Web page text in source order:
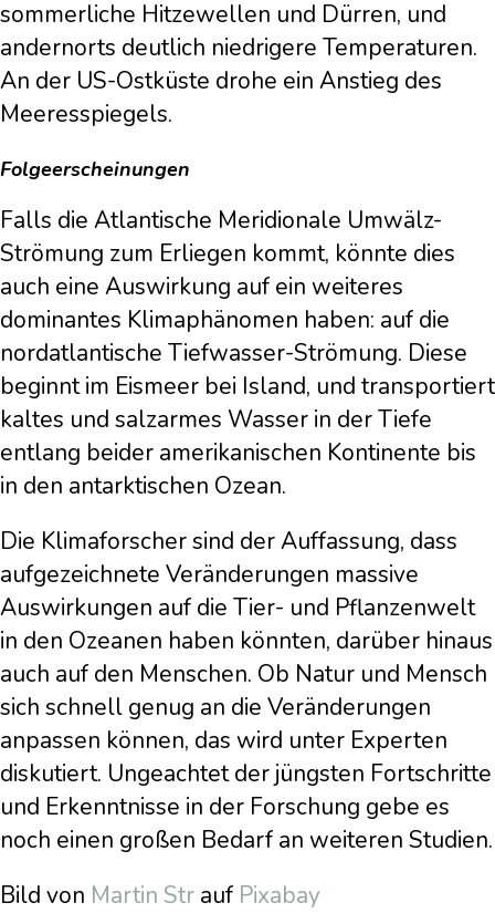
sommerliche Hitzewellen und Dürren, und
andernorts deutlich niedrigere Temperaturen.
An der US-Ostküste drohe ein Anstieg des
Meeresspiegels.
Folgeerscheinungen
Falls die Atlantische Meridionale Umwälz-
Strömung zum Erliegen kommt, könnte dies
auch eine Auswirkung auf ein weiteres
dominantes Klimaphänomen haben: auf die
nordatlantische Tiefwasser-Strömung. Diese
beginnt im Eismeer bei Island, und transportiert
kaltes und salzarmes Wasser in der Tiefe
entlang beider amerikanischen Kontinente bis
in den antarktischen Ozean.
Die Klimaforscher sind der Auffassung, dass
aufgezeichnete Veränderungen massive
Auswirkungen auf die Tier- und Pflanzenwelt
in den Ozeanen haben könnten, darüber hinaus
auch auf den Menschen. Ob Natur und Mensch
sich schnell genug an die Veränderungen
anpassen können, das wird unter Experten
diskutiert. Ungeachtet der jüngsten Fortschritte
und Erkenntnisse in der Forschung gebe es
noch einen großen Bedarf an weiteren Studien.
Bild von Martin Str auf Pixabay